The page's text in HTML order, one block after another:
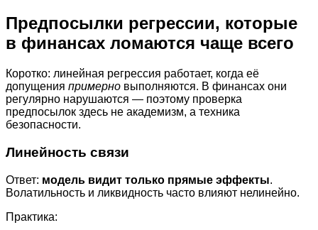
Предпосылки регрессии, которые
в финансах ломаются чаще всего
Коротко: линейная регрессия работает, когда её
допущения примерно выполняются. В финансах они
регулярно нарушаются — поэтому проверка
предпосылок здесь не академизм, а техника
безопасности.
Линейность связи
Ответ: модель видит только прямые эффекты.
Волатильность и ликвидность часто влияют нелинейно.
Практика: